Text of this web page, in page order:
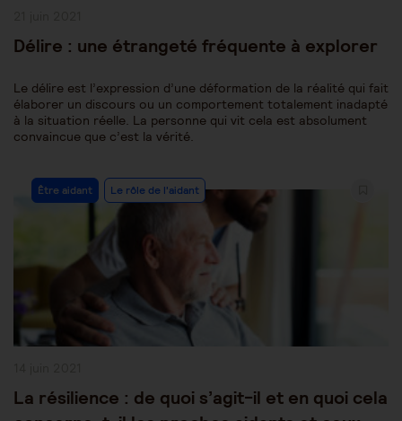
Délire : une étrangeté fréquente à explorer
Le délire est l’expression d’une déformation de la réalité qui fait
élaborer un discours ou un comportement totalement inadapté
à la situation réelle. La personne qui vit cela est absolument
convaincue que c’est la vérité.
Post
Category:
Être aidant Le rôle de l'aidant
La résilience : de quoi s’agit-il et en quoi cela